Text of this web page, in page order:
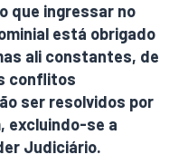
que ingressar no
está obrigado
ali constantes, de
conflitos
ser resolvidos por
excluindo-se a
Judiciário.